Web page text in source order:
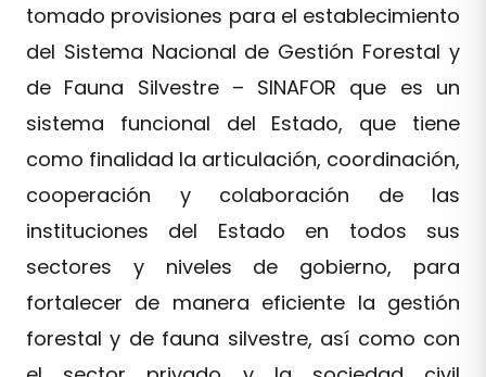
tomado provisiones para el establecimiento
del Sistema Nacional de Gestión Forestal y
de Fauna Silvestre – SINAFOR que es un
sistema funcional del Estado, que tiene
como finalidad la articulación, coordinación,
cooperación y colaboración de las
instituciones del Estado en todos sus
sectores y niveles de gobierno, para
fortalecer de manera eficiente la gestión
forestal y de fauna silvestre, así como con